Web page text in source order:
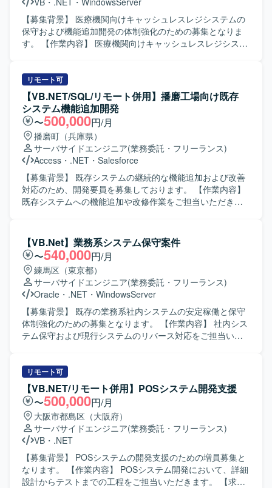
しいです。 【ポジションの魅力】 既存システムの改修・機
能追加を通じて、業務理解を深めながら上流から下流まで
一連の工程に関わることができます。顧客との打ち合わせ
に同席する機会もあり、要件把握から実装・試験まで一貫
開発となります。バージョン管理にはGitを利用いたしま
す。
【募集背景】 医療機関向けキャッシュレスレジシステムの
保守および機能追加開発の体制強化のための募集となりま
す。 【作業内容】 医療機関向けキャッシュレスレジシステ
存機能の改修、障害対応、要望に基づく新機能の設計・実
装、APIを使用した外部システムとの連携機能の実装などを
担当していただきます。また、AI（Claude）を活用した実
装検討やプロトタイピングなども行っていただきます。
【求める人物像】 主体的に課題を発見し提案・推進できる
方を求めております。周囲と円滑にコミュニケーションを
取りながら開発を進められる方、既存システムの仕様理解
に粘り強く取り組める方にマッチするポジションです。
【ポジションの魅力】 医療機関向けのキャッシュレスレジ
システムという社会的意義の高いサービスに携わることが
できます。既存システムの保守に加え、新機能の開発やAI
【開発環境】 VB.NETを用いたWindowsアプリケーション
開発環境での作業となります。API連携を前提としたシステ
ム構成となっており、AIツールとしてClaudeを利用可能で
す。
リモート可
【VB.NET/SQL/リモート併用】播磨工場向け既存
システム機能追加開発
〜500,000円/月
播磨町（兵庫県）
サーバサイドエンジニア(業務委託・フリーランス)
Access ・ .NET ・ Salesforce
【募集背景】 既存システムの継続的な機能追加および改善
対応のため、開発要員を募集しております。 【作業内容】
既存システムへの機能追加や改修作業をご担当いただきま
りながら、仕様調整や不具合修正にも対応いただきます。
【求める人物像】 自立して業務を進められ、周囲と円滑に
コミュニケーションを取りながら開発を進められる方を求
めております。状況に応じて柔軟に対応し、既存システム
の理解を深めながら着実に作業を進めていただける方が望
ましいです。 【ポジションの魅力】 既存システムの機能追
加・改修を通じて業務知識と開発スキルの双方を高めてい
ただけます。長期的な参画が想定されており、システム全
体の構造理解を深めながら継続的に開発に携わることがで
る環境です。
【VB.Net】業務系システム保守案件
〜540,000円/月
練馬区（東京都）
サーバサイドエンジニア(業務委託・フリーランス)
Oracle ・ .NET ・ WindowsServer
【募集背景】 既存の業務系社内システムの安定稼働と保守
体制強化のための募集となります。 【作業内容】 社内シス
テム保守および現行システムのリバース対応をご担当いた
す。レガシー環境で稼働しているシステムの保守・改善も
行っていただきます。 【求める人物像】 レガシー環境に抵
抗がなく、既存システムの仕様把握やソース解析を粘り強
く行っていただける方を求めています。ドキュメント作成
を丁寧に行い、周囲とコミュニケーションを取りながら保
守作業を進められる方が望ましいです。 【ポジションの魅
力】 複数のデータベースやメインフレームを含むレガシー
環境の保守を通じて、既存システムの構造理解やソース解
析スキルを高めることができます。リバースエンジニアリ
ングや設計書整備の経験を積むことで、保守・改修系プロ
リモート可
【VB.NET/リモート併用】POSシステム開発支援
〜500,000円/月
大阪市都島区（大阪府）
サーバサイドエンジニア(業務委託・フリーランス)
VB ・ .NET
【募集背景】 POSシステムの開発支援のための増員募集と
なります。 【作業内容】 POSシステム開発において、詳細
設計からテストまでの工程をご担当いただきます。 【求め